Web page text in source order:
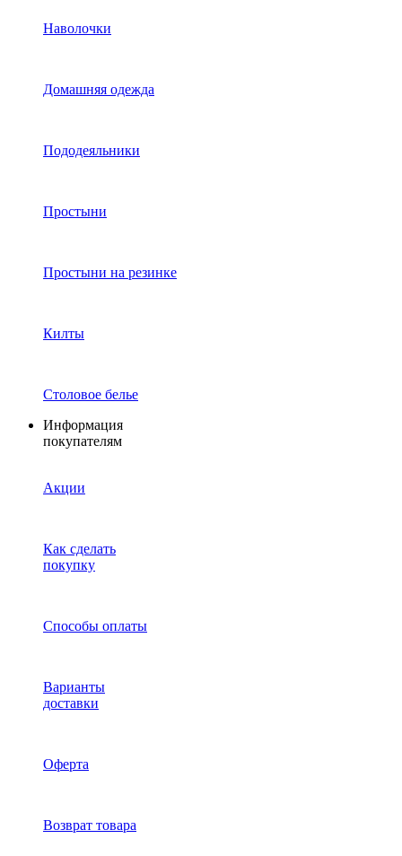
Наволочки
Домашняя одежда
Пододеяльники
Простыни
Простыни на резинке
Килты
Столовое белье
Информация
покупателям
Акции
Как сделать
покупку
Способы оплаты
Варианты
доставки
Оферта
Возврат товара